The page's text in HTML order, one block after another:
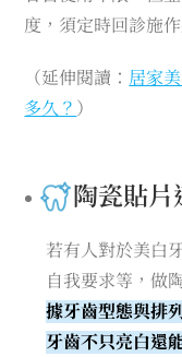
度，須定時回診施
（延伸閱讀： 居家
多久？ ）
陶瓷貼片
若有人對於美白
自我要求等，做
據牙齒型態與排
牙齒不只亮白還